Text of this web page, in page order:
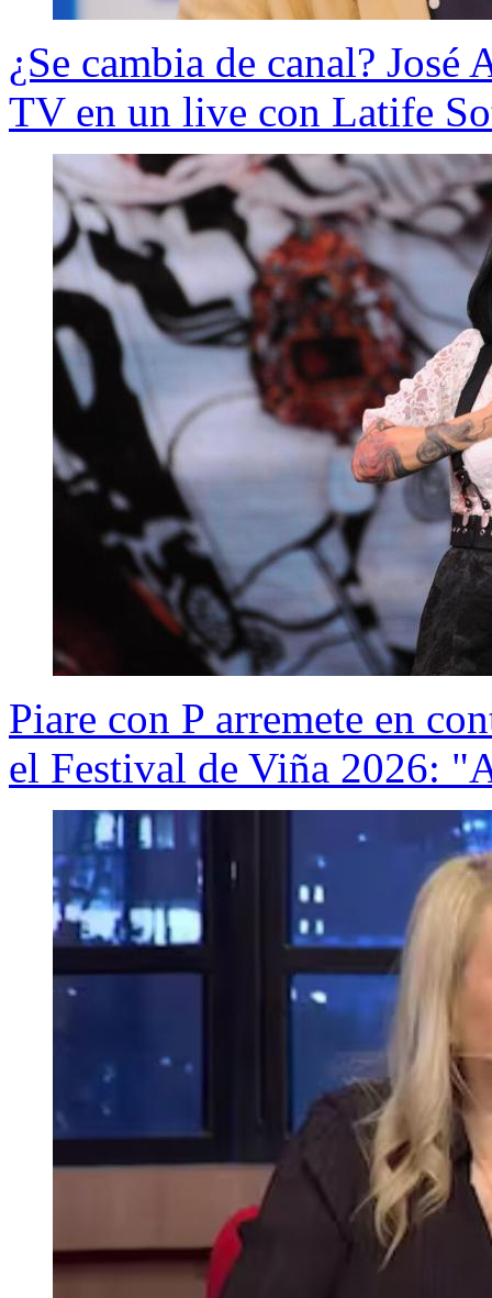
¿Se cambia de canal?
TV en un live con Latife
Piare con P arremete en
el Festival de Viña 2026: